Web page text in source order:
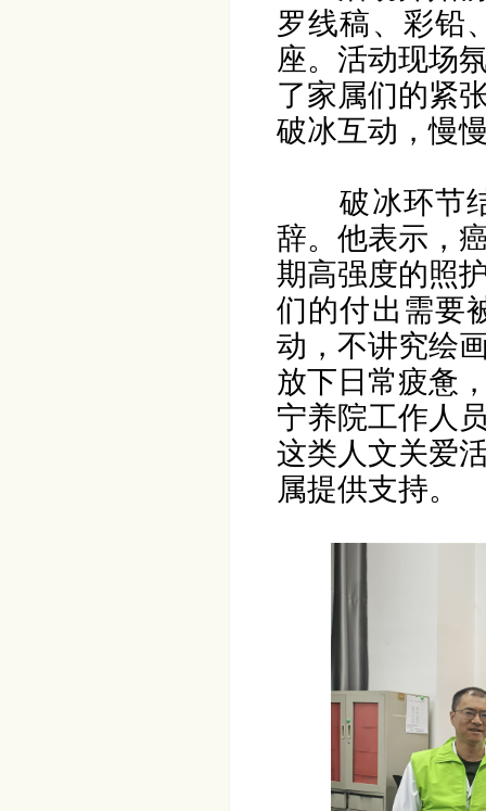
罗线稿、彩铅
座。活动现场
了家属们的紧
破冰互动，慢
破冰环节
辞。他表示，
期高强度的照
们的付出需要
动，不讲究绘
放下日常疲惫
宁养院工作人
这类人文关爱
属提供支持。